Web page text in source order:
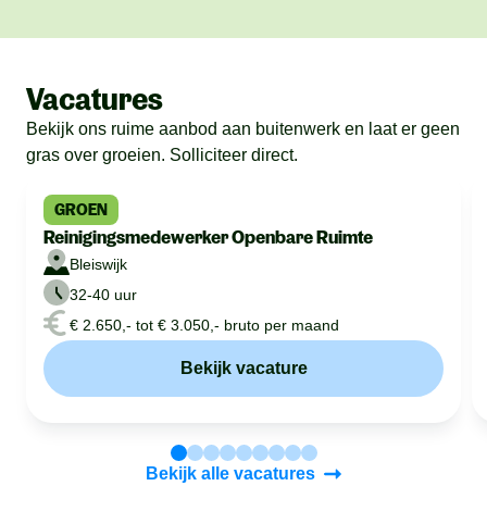
Vacatures
Bekijk ons ruime aanbod aan buitenwerk en laat er geen
gras over groeien. Solliciteer direct.
GROEN
Reinigingsmedewerker Openbare Ruimte
Bleiswijk
32-40 uur
€ 2.650,- tot € 3.050,- bruto per maand
Bekijk vacature
Bekijk alle vacatures